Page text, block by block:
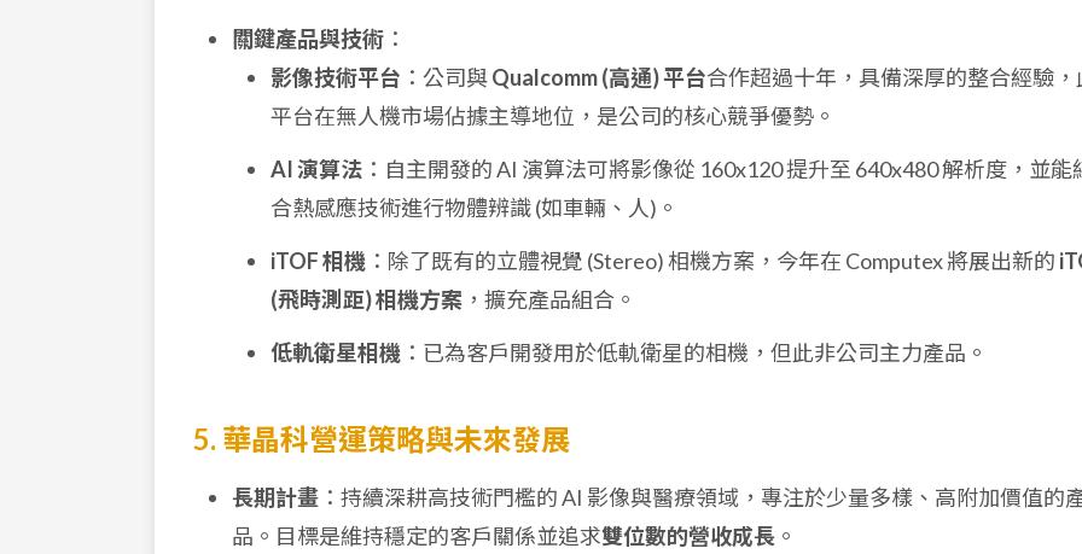
關鍵產品與技術 ：
影像技術平台 ：公司與Qualcomm (高通) 平台合作超過十年，具備深厚的整合經驗，
平台在無人機市場佔據主導地位，是公司的核心競爭優勢。
AI 演算法 ：自主開發的 AI 演算法可將影像從 160x120 提升至 640x480 解析度，並能
合熱感應技術進行物體辨識 (如車輛、人)。
iTOF 相機 ：除了既有的立體視覺 (Stereo) 相機方案，今年在 Computex 將展出新的
(飛時測距) 相機方案 ，擴充產品組合。
低軌衛星相機 ：已為客戶開發用於低軌衛星的相機，但此非公司主力產品。
5. 華晶科營運策略與未來發展
長期計畫 ：持續深耕高技術門檻的 AI 影像與醫療領域，專注於少量多樣、高附加價值的
品。目標是維持穩定的客戶關係並追求雙位數的營收成長 。